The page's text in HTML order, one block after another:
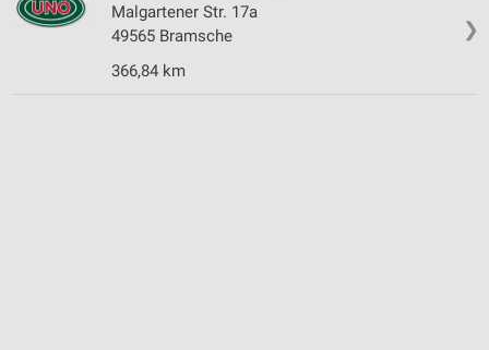
❯
Malgartener Str. 17a
49565 Bramsche
366,84 km